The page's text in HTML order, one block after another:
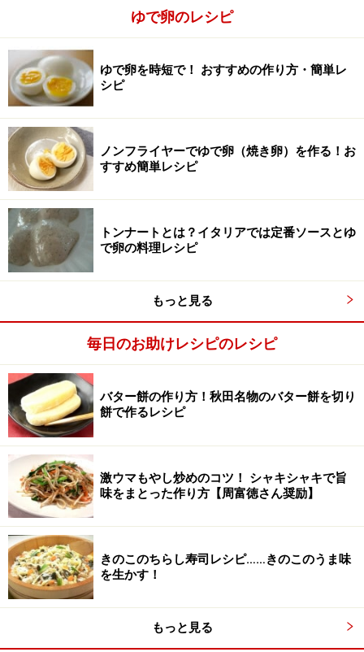
3
殻をむく
殻をむく。
白身の表面の一部分にうっすら焼き色がついている
ゆで卵のレシピ
ゆで卵を時短で！ おすすめの作り方・簡単レ
シピ
ノンフライヤーでゆで卵（焼き卵）を作る！お
すすめ簡単レシピ
トンナートとは？イタリアでは定番ソースとゆ
で卵の料理レシピ
もっと見る
毎日のお助けレシピのレシピ
バター餅の作り方！秋田名物のバター餅を切り
餅で作るレシピ
激ウマもやし炒めのコツ！ シャキシャキで旨
味をまとった作り方【周富徳さん奨励】
きのこのちらし寿司レシピ……きのこのうま味
を生かす！
もっと見る